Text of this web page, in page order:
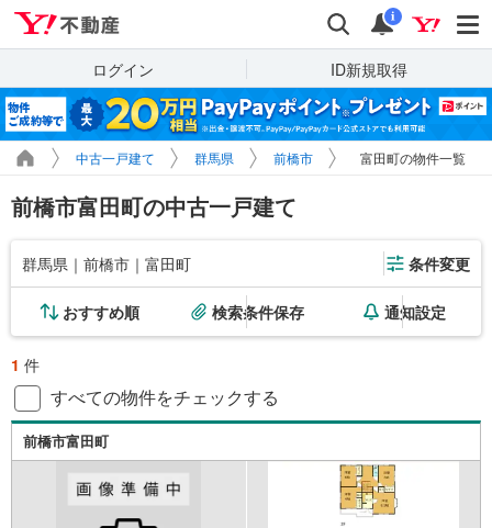
検索 通知
i
ログイン ID新規取得
中古一戸建て 群馬県 前橋市 富田町の物件一覧
前橋市富田町の中古一戸建て
群馬県｜前橋市｜富田町 条件変更
おすすめ順 検索条件保存 通知設定
1 件
すべての物件をチェックする
前橋市富田町